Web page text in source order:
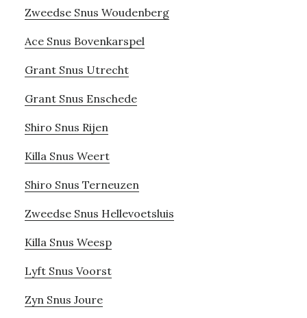
Zweedse Snus Woudenberg
Ace Snus Bovenkarspel
Grant Snus Utrecht
Grant Snus Enschede
Shiro Snus Rijen
Killa Snus Weert
Shiro Snus Terneuzen
Zweedse Snus Hellevoetsluis
Killa Snus Weesp
Lyft Snus Voorst
Zyn Snus Joure